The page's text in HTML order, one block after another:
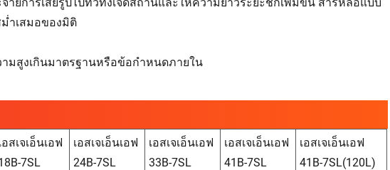
ำเสมอของมิติ
มสูงเกินมาตรฐานหรือข้อกำหนดภายใน
อสเจเอ็นเอฟ
7SL
เอสเจเอ็นเอฟ
24B-7SL
เอสเจเอ็นเอฟ
33B-7SL
เอสเจเอ็นเอฟ
41B-7SL
เอสเจเอ็นเอฟ
41B-7SL(120L)